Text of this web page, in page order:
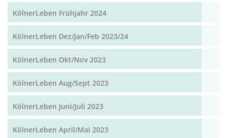
KölnerLeben Frühjahr 2024
KölnerLeben Dez/Jan/Feb 2023/24
KölnerLeben Okt/Nov 2023
KölnerLeben Aug/Sept 2023
KölnerLeben Juni/Juli 2023
KölnerLeben April/Mai 2023